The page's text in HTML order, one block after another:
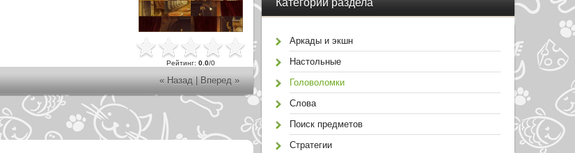
Рейтинг: 0.0/0
« Назад|Вперед »
Категории раздела
Аркады и экшн
Настольные
Головоломки
Слова
Поиск предметов
Стратегии